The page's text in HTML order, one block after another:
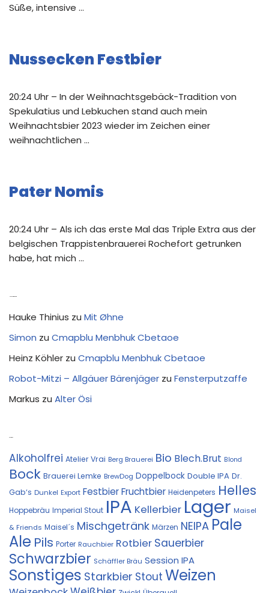
Süße, intensive …
Nussecken Festbier
20:24 Uhr – In der Weihnachtsgebäck-Tradition von
Spekulatius und Lebkuchen stand auch mein
Weihnachtsbier 2023 wieder im Zeichen einer
weihnachtlichen …
Pater Nomis
20:24 Uhr – Als ich das erste Mal das Triple Extra aus der
belgischen Trappistenbrauerei Rochefort getrunken
habe, hat mich …
Hauke Thinius zu Mit Øhne
Simon zu Cmapblu Menbhuk Cbetaoe
Heinz Köhler zu Cmapblu Menbhuk Cbetaoe
Robot-Mitzi – Allgäuer Bärenjäger zu Fensterputzaffe
Markus zu Alter Ösi
Alkoholfrei Atelier Vrai Berg Brauerei Bio Blech.Brut Blond
Bock Brauerei Lemke BrewDog Doppelbock Double IPA Dr.
Gab‘s Dunkel Export FestbierFruchtbier Heidenpeters Helles
Hoppebräu Imperial Stout IPA Kellerbier Lager Maisel
& Friends Maisel´s Mischgetränk Märzen NEIPA Pale
Ale Pils Porter Rauchbier Rotbier Sauerbier
Schwarzbier Schäffler Bräu Session IPA
Sonstiges Starkbier Stout Weizen